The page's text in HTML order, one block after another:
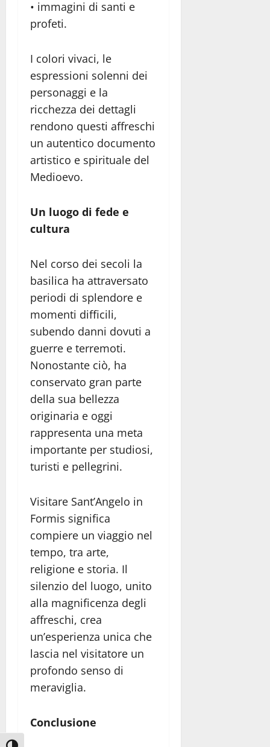
• immagini di santi e
profeti.
I colori vivaci, le
espressioni solenni dei
personaggi e la
ricchezza dei dettagli
rendono questi affreschi
un autentico documento
artistico e spirituale del
Medioevo.
Un luogo di fede e
cultura
Nel corso dei secoli la
basilica ha attraversato
periodi di splendore e
momenti difficili,
subendo danni dovuti a
guerre e terremoti.
Nonostante ciò, ha
conservato gran parte
della sua bellezza
originaria e oggi
rappresenta una meta
importante per studiosi,
turisti e pellegrini.
Visitare Sant’Angelo in
Formis significa
compiere un viaggio nel
tempo, tra arte,
religione e storia. Il
silenzio del luogo, unito
alla magnificenza degli
affreschi, crea
un’esperienza unica che
lascia nel visitatore un
profondo senso di
meraviglia.
Conclusione